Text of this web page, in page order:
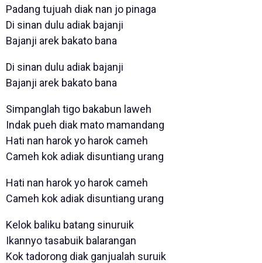
Padang tujuah diak nan jo pinaga
Di sinan dulu adiak bajanji
Bajanji arek bakato bana
Di sinan dulu adiak bajanji
Bajanji arek bakato bana
Simpanglah tigo bakabun laweh
Indak pueh diak mato mamandang
Hati nan harok yo harok cameh
Cameh kok adiak disuntiang urang
Hati nan harok yo harok cameh
Cameh kok adiak disuntiang urang
Kelok baliku batang sinuruik
Ikannyo tasabuik balarangan
Kok tadorong diak ganjualah suruik